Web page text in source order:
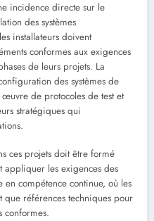
incidence directe sur le
des systèmes
installateurs doivent
conformes aux exigences
de leurs projets. La
des systèmes de
de protocoles de test et
stratégiques qui
ces projets doit être formé
les exigences des
compétence continue, où les
que références techniques pour
conformes.